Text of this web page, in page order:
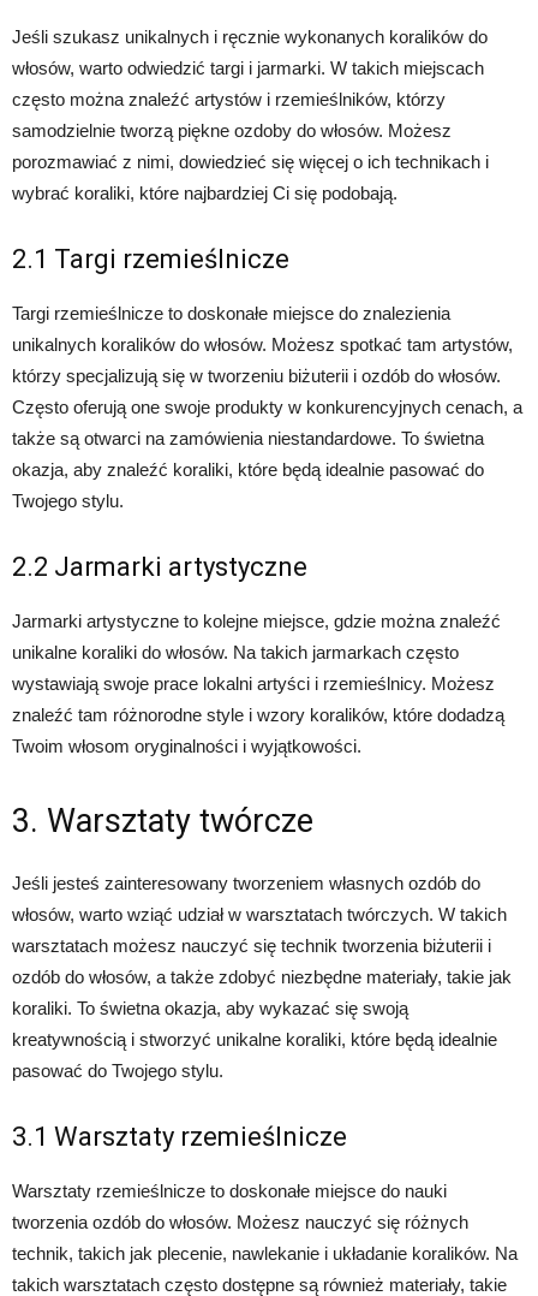
Jeśli szukasz unikalnych i ręcznie wykonanych koralików do
włosów, warto odwiedzić targi i jarmarki. W takich miejscach
często można znaleźć artystów i rzemieślników, którzy
samodzielnie tworzą piękne ozdoby do włosów. Możesz
porozmawiać z nimi, dowiedzieć się więcej o ich technikach i
wybrać koraliki, które najbardziej Ci się podobają.
2.1 Targi rzemieślnicze
Targi rzemieślnicze to doskonałe miejsce do znalezienia
unikalnych koralików do włosów. Możesz spotkać tam artystów,
którzy specjalizują się w tworzeniu biżuterii i ozdób do włosów.
Często oferują one swoje produkty w konkurencyjnych cenach, a
także są otwarci na zamówienia niestandardowe. To świetna
okazja, aby znaleźć koraliki, które będą idealnie pasować do
Twojego stylu.
2.2 Jarmarki artystyczne
Jarmarki artystyczne to kolejne miejsce, gdzie można znaleźć
unikalne koraliki do włosów. Na takich jarmarkach często
wystawiają swoje prace lokalni artyści i rzemieślnicy. Możesz
znaleźć tam różnorodne style i wzory koralików, które dodadzą
Twoim włosom oryginalności i wyjątkowości.
3. Warsztaty twórcze
Jeśli jesteś zainteresowany tworzeniem własnych ozdób do
włosów, warto wziąć udział w warsztatach twórczych. W takich
warsztatach możesz nauczyć się technik tworzenia biżuterii i
ozdób do włosów, a także zdobyć niezbędne materiały, takie jak
koraliki. To świetna okazja, aby wykazać się swoją
kreatywnością i stworzyć unikalne koraliki, które będą idealnie
pasować do Twojego stylu.
3.1 Warsztaty rzemieślnicze
Warsztaty rzemieślnicze to doskonałe miejsce do nauki
tworzenia ozdób do włosów. Możesz nauczyć się różnych
technik, takich jak plecenie, nawlekanie i układanie koralików. Na
takich warsztatach często dostępne są również materiały, takie